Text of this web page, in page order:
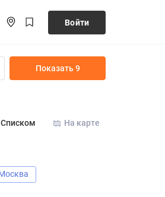
Войти
Показать 9
Списком На карте
Москва